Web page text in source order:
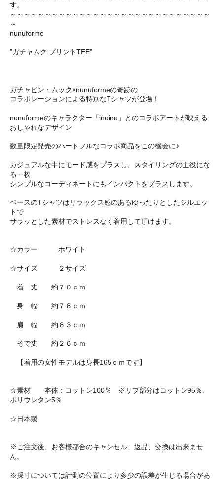
す。
～～～～～～～～～～～～～～～～～～～～～～～～～～～～～
～
nunuforme
"ガチャムク プリントTEE"
ガチャピン・ムック×nunuformeの奇跡の
コラボレーションによる特別なTシャツが登場！
nunuformeのキャラクター「inuinu」とのコラボアートが映える
おしゃれなデザイン
数量限定発売のハートフルなコラボ商品をこの機会に♪
カジュアルな中にモード感をプラスし、スタイリングの主役にな
る一枚
シンプルなコーディネートにもインパクトをプラスします。
ベースのTシャツはリラックス感のあるゆったりとしたシルエッ
トで
サラッとした素材でストレスなく着用して頂けます。
☆カラー ホワイト
☆サイズ ２サイズ
着 丈 約７０ｃｍ
身 幅 約７６ｃｍ
肩 幅 約６３ｃｍ
そで丈 約２６ｃｍ
【着用の女性モデルは身長165ｃｍです】
☆素材 本体：コットン100％ ※リブ部分はコットン95％、
ポリウレタン5％
☆日本製
※ご注文後、お客様都合のキャンセル、返品、交換は出来ませ
ん。
※採寸については計測の位置により多少の誤差が生じる場合があ